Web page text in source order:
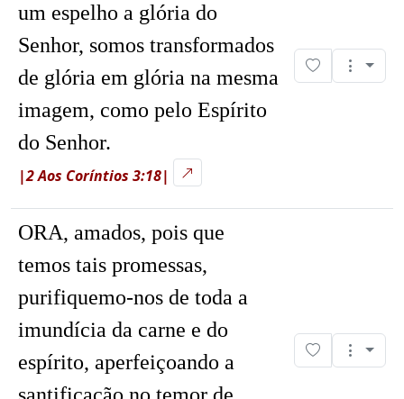
um espelho a glória do
Senhor, somos transformados
de glória em glória na mesma
imagem, como pelo Espírito
do Senhor.
|2 Aos Coríntios 3:18|
ORA, amados, pois que
temos tais promessas,
purifiquemo-nos de toda a
imundícia da carne e do
espírito, aperfeiçoando a